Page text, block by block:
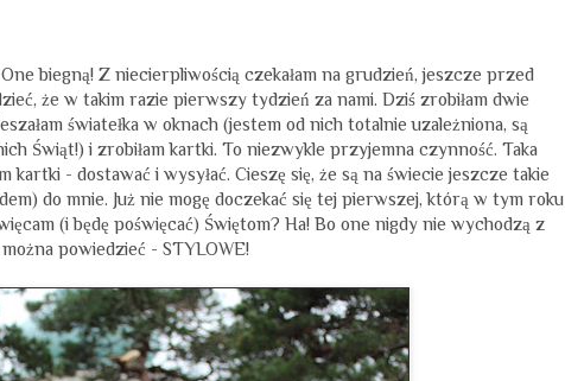
biegną! Z niecierpliwością czekałam na grudzień, jeszcze przed
że w takim razie pierwszy tydzień za nami. Dziś zrobiłam dwie
światełka w oknach (jestem od nich totalnie uzależniona, są
Świąt!) i zrobiłam kartki. To niezwykle przyjemna czynność. Taka
kartki - dostawać i wysyłać. Cieszę się, że są na świecie jeszcze takie
do mnie. Już nie mogę doczekać się tej pierwszej, którą w tym roku
(i będę poświęcać) Świętom? Ha! Bo one nigdy nie wychodzą z
można powiedzieć - STYLOWE!